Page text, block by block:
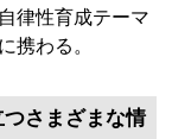
律性育成テーマ
携わる。
さまざまな情